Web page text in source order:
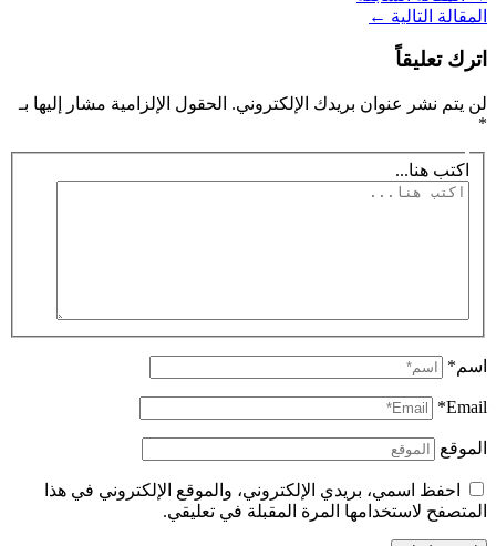
المقالة التالية ←
اترك تعليقاً
لن يتم نشر عنوان بريدك الإلكتروني. الحقول الإلزامية مشار إليها بـ
*
اكتب هنا...
اسم*
Email*
الموقع
احفظ اسمي، بريدي الإلكتروني، والموقع الإلكتروني في هذا
المتصفح لاستخدامها المرة المقبلة في تعليقي.